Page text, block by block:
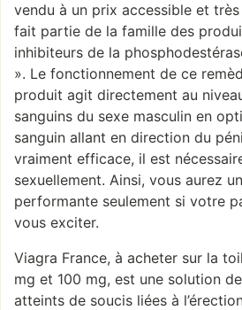
vendu à un prix accessible et
fait partie de la famille des
inhibiteurs de la
». Le fonctionnement de ce
produit agit directement au
sanguins du sexe masculin en
sanguin allant en direction du
vraiment efficace, il est
sexuellement. Ainsi, vous aurez
performante seulement si votre
vous exciter.
Viagra France, à acheter sur la
mg et 100 mg, est une solution
atteints de soucis liées à